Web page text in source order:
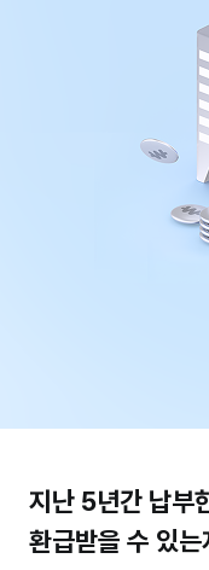
지난 5년간 납부
환급받을 수 있